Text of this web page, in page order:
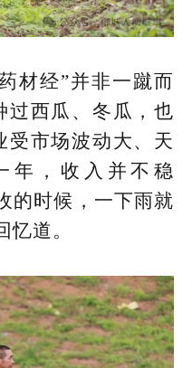
材经”并非一蹴而
过西瓜、冬瓜，也
受市场波动大、天
年，收入并不稳
的时候，一下雨就
道。